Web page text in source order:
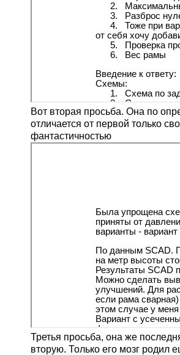
Вот вторая просьба. Она по
отличается от первой только
фантастичностью
Третья просьба, она же
вторую. Только его мозг родил